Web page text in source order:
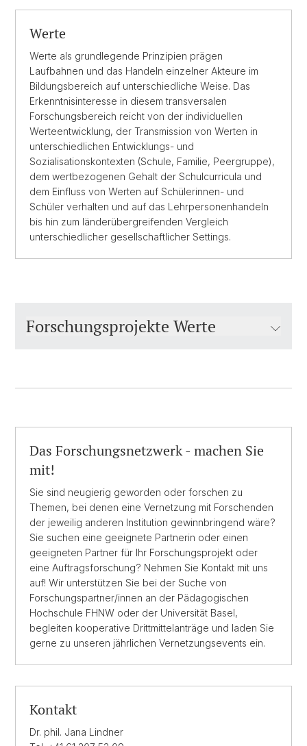
Werte
Werte als grundlegende Prinzipien prägen
Laufbahnen und das Handeln einzelner Akteure im
Bildungsbereich auf unterschiedliche Weise. Das
Erkenntnisinteresse in diesem transversalen
Forschungsbereich reicht von der individuellen
Werteentwicklung, der Transmission von Werten in
unterschiedlichen Entwicklungs- und
Sozialisationskontexten (Schule, Familie, Peergruppe),
dem wertbezogenen Gehalt der Schulcurricula und
dem Einfluss von Werten auf Schülerinnen- und
Schüler verhalten und auf das Lehrpersonenhandeln
bis hin zum länderübergreifenden Vergleich
unterschiedlicher gesellschaftlicher Settings.
Forschungsprojekte Werte
Das Forschungsnetzwerk - machen Sie
mit!
Sie sind neugierig geworden oder forschen zu
Themen, bei denen eine Vernetzung mit Forschenden
der jeweilig anderen Institution gewinnbringend wäre?
Sie suchen eine geeignete Partnerin oder einen
geeigneten Partner für Ihr Forschungsprojekt oder
eine Auftragsforschung? Nehmen Sie Kontakt mit uns
auf! Wir unterstützen Sie bei der Suche von
Forschungspartner/innen an der Pädagogischen
Hochschule FHNW oder der Universität Basel,
begleiten kooperative Drittmittelanträge und laden Sie
gerne zu unseren jährlichen Vernetzungsevents ein.
Kontakt
Dr. phil. Jana Lindner